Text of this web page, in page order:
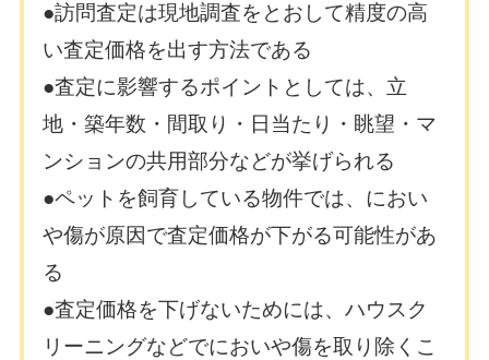
●訪問査定は現地調査をとおして精度の高
い査定価格を出す方法である
●査定に影響するポイントとしては、立
地・築年数・間取り・日当たり・眺望・マ
ンションの共用部分などが挙げられる
●ペットを飼育している物件では、におい
や傷が原因で査定価格が下がる可能性があ
る
●査定価格を下げないためには、ハウスク
リーニングなどでにおいや傷を取り除くこ